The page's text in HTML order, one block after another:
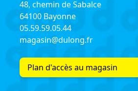
48, chemin de Sabalce
64100 Bayonne
05.59.59.05.44
magasin@dulong.fr
Plan d'accès au magasin